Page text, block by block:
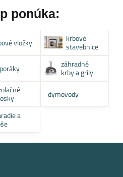
ponúka:
vložky
krbové
stavebnice
záhradné
krby a grily
dymovody
a